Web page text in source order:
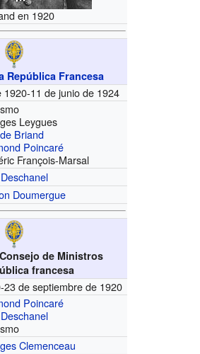
en 1920
República Francesa
11 de junio de 1924
Leygues
Briand
Poincaré
François-Marsal
Doumergue
de Ministros
francesa
de septiembre de 1920
Poincaré
Clemenceau